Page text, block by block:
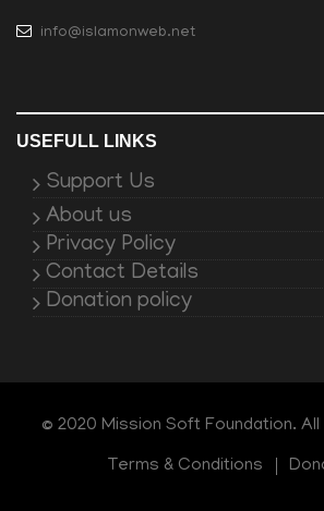
info@islamonweb.net
USEFULL LINKS
Support Us
About us
Privacy Policy
Contact Details
Donation policy
© 2020 Mission Soft Foundation.
Terms & Conditions